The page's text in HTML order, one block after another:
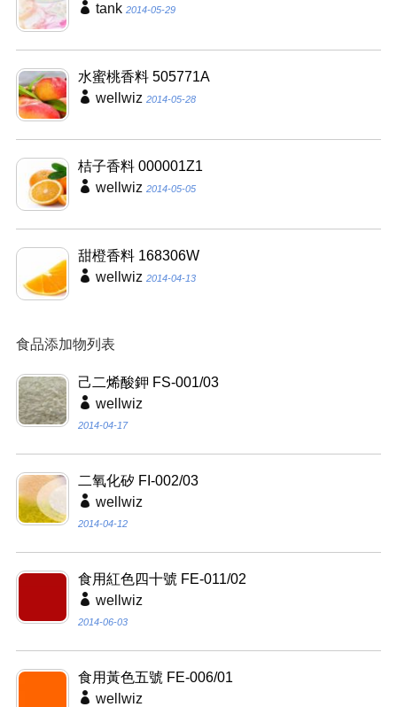
tank 2014-05-29
水蜜桃香料 505771A
wellwiz 2014-05-28
桔子香料 000001Z1
wellwiz 2014-05-05
甜橙香料 168306W
wellwiz 2014-04-13
食品添加物列表
己二烯酸鉀 FS-001/03
wellwiz
2014-04-17
二氧化矽 FI-002/03
wellwiz
2014-04-12
食用紅色四十號 FE-011/02
wellwiz
2014-06-03
食用黃色五號 FE-006/01
wellwiz